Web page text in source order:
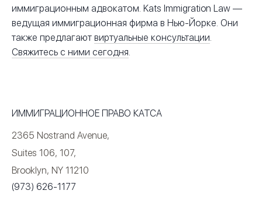
иммиграционным адвокатом. Kats Immigration Law —
ведущая иммиграционная фирма в Нью-Йорке. Они
также предлагают виртуальные консультации.
Свяжитесь с ними сегодня.
ИММИГРАЦИОННОЕ ПРАВО КАТСА
2365 Nostrand Avenue,
Suites 106, 107,
Brooklyn, NY 11210
(973) 626-1177